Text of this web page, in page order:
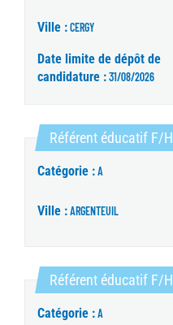
Ville :CERGY
Date limite de dépôt de
candidature :31/08/2026
Référent éducatif F/H
Catégorie :A
Ville :ARGENTEUIL
Référent éducatif F/H
Catégorie :A